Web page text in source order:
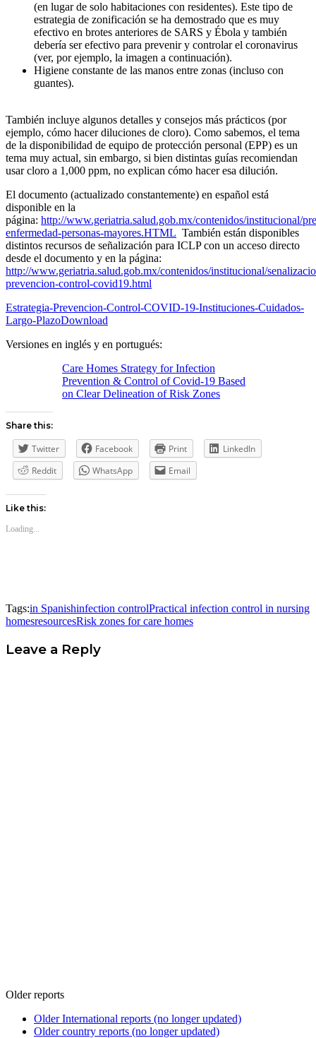
(en lugar de solo habitaciones con residentes). Este tipo de
estrategia de zonificación se ha demostrado que es muy
efectivo en brotes anteriores de SARS y Ébola y también
debería ser efectivo para prevenir y controlar el coronavirus
(ver, por ejemplo, la imagen a continuación).
Higiene constante de las manos entre zonas (incluso con
guantes).
También incluye algunos detalles y consejos más prácticos (por
ejemplo, cómo hacer diluciones de cloro). Como sabemos, el tema
de la disponibilidad de equipo de protección personal (EPP) es un
tema muy actual, sin embargo, si bien distintas guías recomiendan
usar cloro a 1,000 ppm, no explican cómo hacer esa dilución.
El documento (actualizado constantemente) en español está
disponible en la
página: http://www.geriatria.salud.gob.mx/contenidos/institucional/
enfermedad-personas-mayores.HTML También están disponibles
distintos recursos de señalización para ICLP con un acceso directo
desde el documento y en la página:
http://www.geriatria.salud.gob.mx/contenidos/institucional/
prevencion-control-covid19.html
Estrategia-Prevencion-Control-COVID-19-Instituciones-Cuidados-
Largo-PlazoDownload
Versiones en inglés y en portugués:
Care Homes Strategy for Infection
Prevention & Control of Covid-19 Based
on Clear Delineation of Risk Zones
Share this:
Twitter Facebook Print
LinkedIn
Reddit
WhatsApp Email
Like this:
Loading...
Tags:in Spanishinfection controlPractical infection control in nursing
homesresourcesRisk zones for care homes
Leave a Reply
Older reports
Older International reports (no longer updated)
Older country reports (no longer updated)